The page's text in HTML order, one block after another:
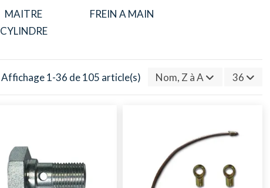
MAITRE
CYLINDRE
FREIN A MAIN
Affichage 1-36 de 105 article(s) Nom, Z à A 36